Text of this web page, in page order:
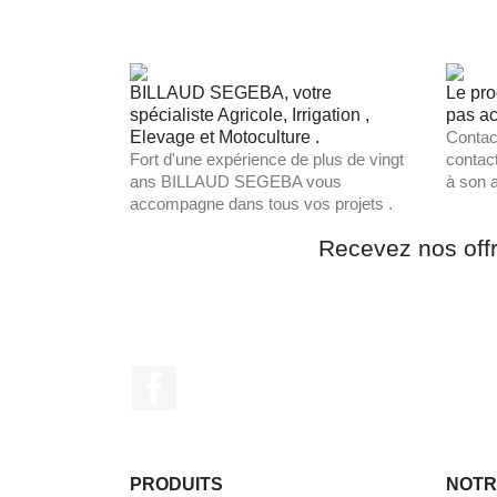
BILLAUD SEGEBA, votre
spécialiste Agricole, Irrigation ,
Elevage et Motoculture .
Fort d'une expérience de plus de vingt
ans BILLAUD SEGEBA vous
accompagne dans tous vos projets .
Le
pas
à son
Recevez nos
PRODUITS